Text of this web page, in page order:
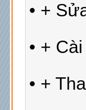
• +
• +
• +